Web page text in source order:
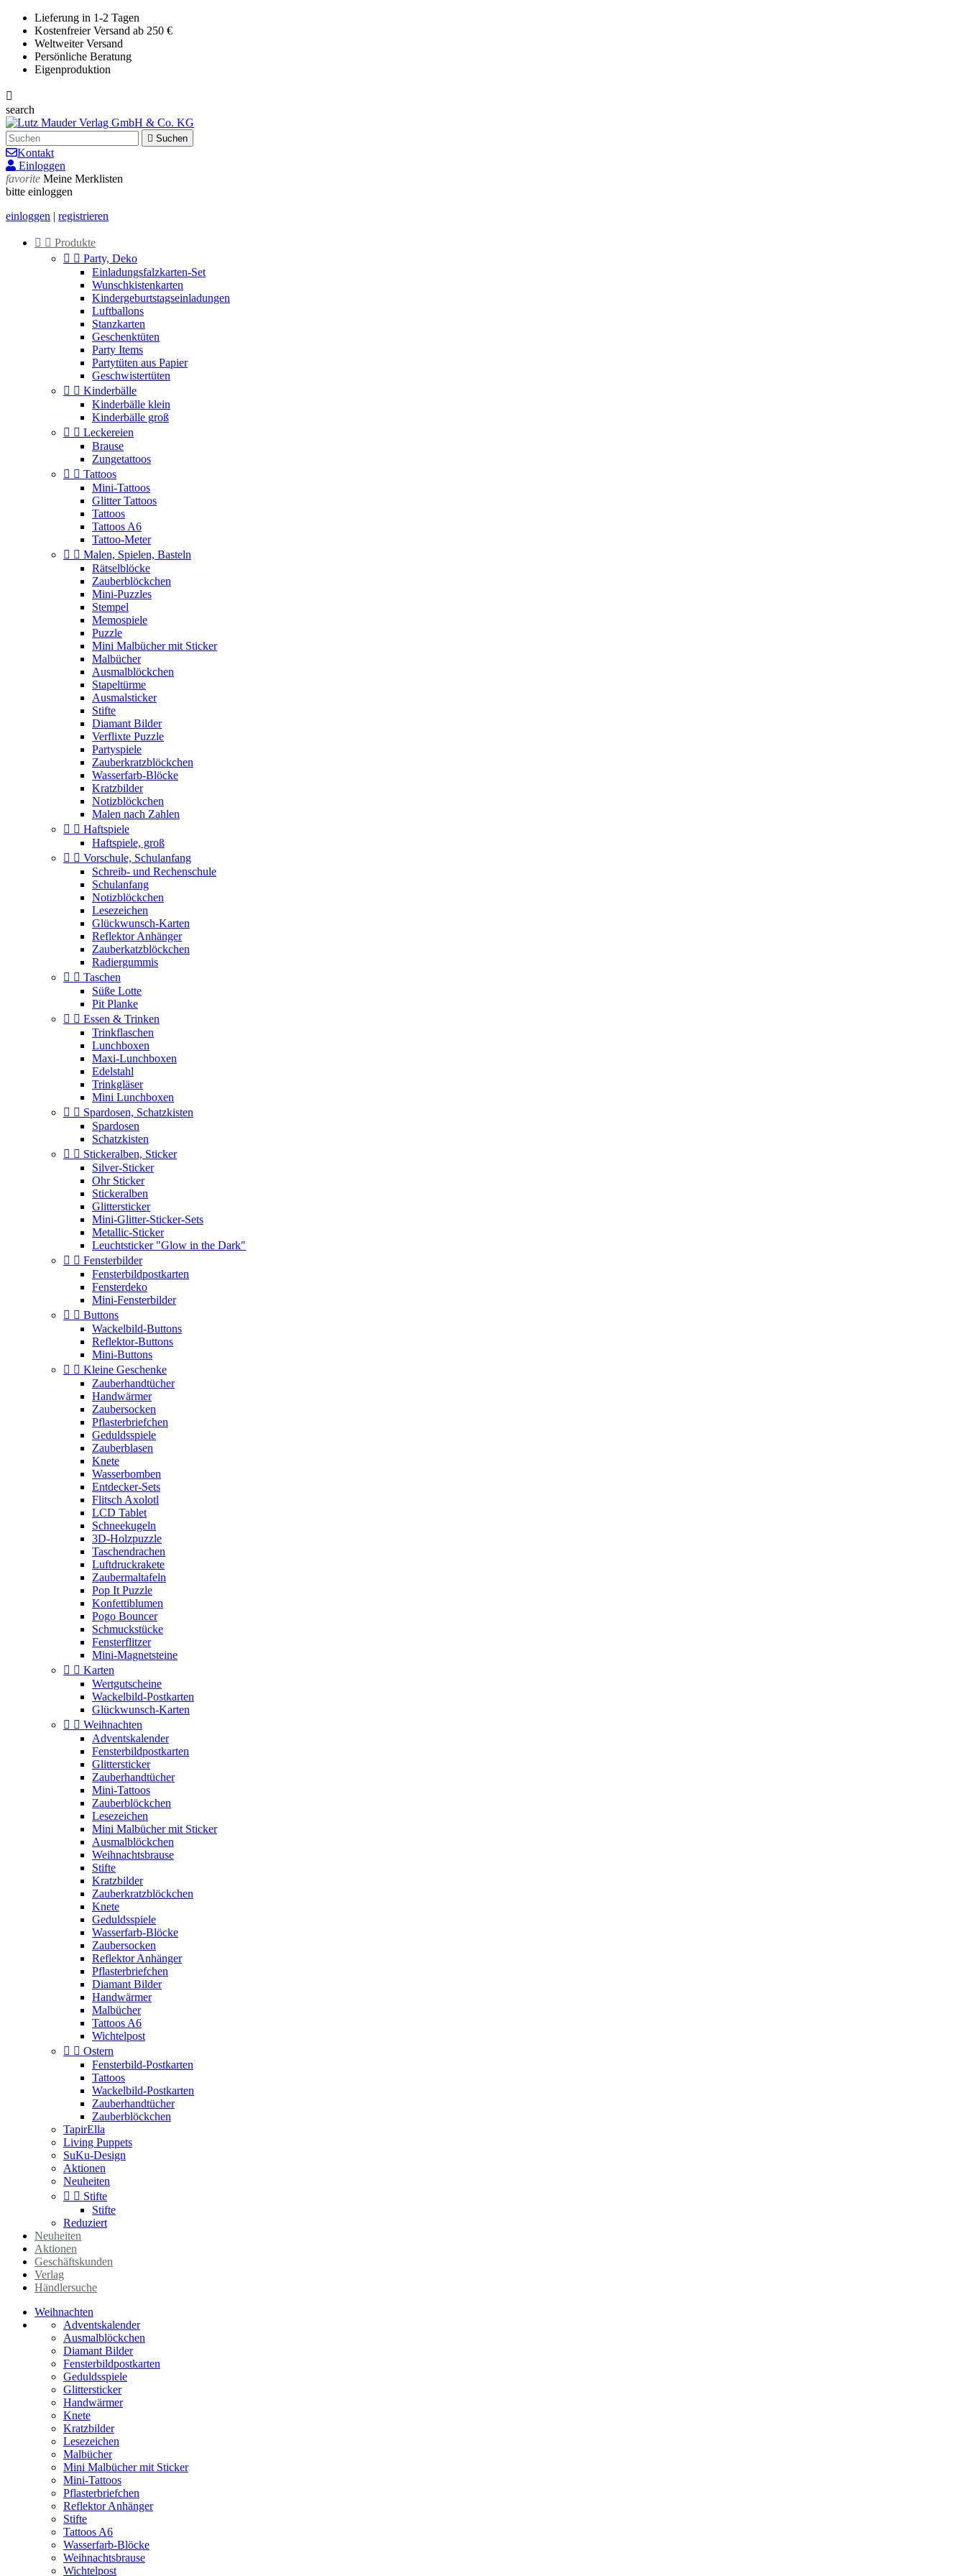
Lieferung in 1-2 Tagen
Kostenfreier Versand ab 250 €
Weltweiter Versand
Persönliche Beratung
Eigenproduktion

search
 Suchen
Kontakt
Einloggen
favorite Meine Merklisten
bitte einloggen
einloggen | registrieren
  Produkte
  Party, Deko
Einladungsfalzkarten-Set
Wunschkistenkarten
Kindergeburtstagseinladungen
Luftballons
Stanzkarten
Geschenktüten
Party Items
Partytüten aus Papier
Geschwistertüten
  Kinderbälle
Kinderbälle klein
Kinderbälle groß
  Leckereien
Brause
Zungetattoos
  Tattoos
Mini-Tattoos
Glitter Tattoos
Tattoos
Tattoos A6
Tattoo-Meter
  Malen, Spielen, Basteln
Rätselblöcke
Zauberblöckchen
Mini-Puzzles
Stempel
Memospiele
Puzzle
Mini Malbücher mit Sticker
Malbücher
Ausmalblöckchen
Stapeltürme
Ausmalsticker
Stifte
Diamant Bilder
Verflixte Puzzle
Partyspiele
Zauberkratzblöckchen
Wasserfarb-Blöcke
Kratzbilder
Notizblöckchen
Malen nach Zahlen
  Haftspiele
Haftspiele, groß
  Vorschule, Schulanfang
Schreib- und Rechenschule
Schulanfang
Notizblöckchen
Lesezeichen
Glückwunsch-Karten
Reflektor Anhänger
Zauberkatzblöckchen
Radiergummis
  Taschen
Süße Lotte
Pit Planke
  Essen & Trinken
Trinkflaschen
Lunchboxen
Maxi-Lunchboxen
Edelstahl
Trinkgläser
Mini Lunchboxen
  Spardosen, Schatzkisten
Spardosen
Schatzkisten
  Stickeralben, Sticker
Silver-Sticker
Ohr Sticker
Stickeralben
Glittersticker
Mini-Glitter-Sticker-Sets
Metallic-Sticker
Leuchtsticker "Glow in the Dark"
  Fensterbilder
Fensterbildpostkarten
Fensterdeko
Mini-Fensterbilder
  Buttons
Wackelbild-Buttons
Reflektor-Buttons
Mini-Buttons
  Kleine Geschenke
Zauberhandtücher
Handwärmer
Zaubersocken
Pflasterbriefchen
Geduldsspiele
Zauberblasen
Knete
Wasserbomben
Entdecker-Sets
Flitsch Axolotl
LCD Tablet
Schneekugeln
3D-Holzpuzzle
Taschendrachen
Luftdruckrakete
Zaubermaltafeln
Pop It Puzzle
Konfettiblumen
Pogo Bouncer
Schmuckstücke
Fensterflitzer
Mini-Magnetsteine
  Karten
Wertgutscheine
Wackelbild-Postkarten
Glückwunsch-Karten
  Weihnachten
Adventskalender
Fensterbildpostkarten
Glittersticker
Zauberhandtücher
Mini-Tattoos
Zauberblöckchen
Lesezeichen
Mini Malbücher mit Sticker
Ausmalblöckchen
Weihnachtsbrause
Stifte
Kratzbilder
Zauberkratzblöckchen
Knete
Geduldsspiele
Wasserfarb-Blöcke
Zaubersocken
Reflektor Anhänger
Pflasterbriefchen
Diamant Bilder
Handwärmer
Malbücher
Tattoos A6
Wichtelpost
  Ostern
Fensterbild-Postkarten
Tattoos
Wackelbild-Postkarten
Zauberhandtücher
Zauberblöckchen
TapirElla
Living Puppets
SuKu-Design
Aktionen
Neuheiten
  Stifte
Stifte
Reduziert
Neuheiten
Aktionen
Geschäftskunden
Verlag
Händlersuche
Weihnachten
Adventskalender
Ausmalblöckchen
Diamant Bilder
Fensterbildpostkarten
Geduldsspiele
Glittersticker
Handwärmer
Knete
Kratzbilder
Lesezeichen
Malbücher
Mini Malbücher mit Sticker
Mini-Tattoos
Pflasterbriefchen
Reflektor Anhänger
Stifte
Tattoos A6
Wasserfarb-Blöcke
Weihnachtsbrause
Wichtelpost